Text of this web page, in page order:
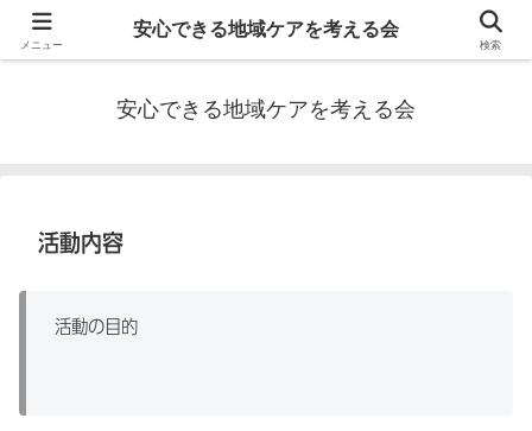
私たちは兵庫県加古川市地域の医療職、介護職とボランティアが連携し、地域
安心できる地域ケアを考える会
活動内容
活動の目的
メニュー
安心できる地域ケアを考える会
検索